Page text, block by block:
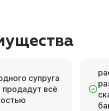
супруга
всё